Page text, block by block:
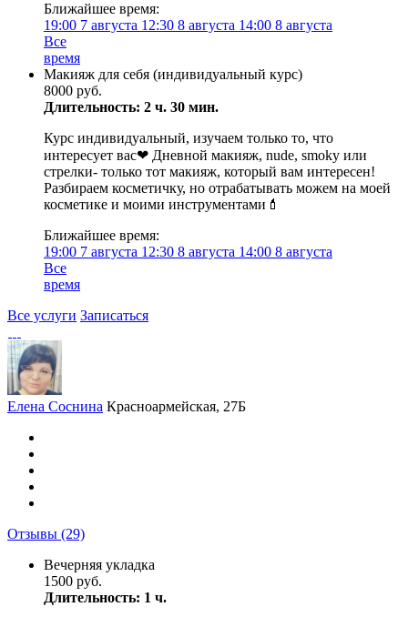
Ближайшее время:
19:00 7 августа 12:30 8 августа 14:00 8 августа
Все
время
Макияж для себя (индивидуальный курс)
8000 руб.
Длительность: 2 ч. 30 мин.
Курс индивидуальный, изучаем только то, что
интересует вас❤ Дневной макияж, nude, smoky или
стрелки- только тот макияж, который вам интересен!
Разбираем косметичку, но отрабатывать можем на моей
косметике и моими инструментами💄
Ближайшее время:
19:00 7 августа 12:30 8 августа 14:00 8 августа
Все
время
Все услуги Записаться
Елена Соснина Красноармейская, 27Б
Отзывы (29)
Вечерняя укладка
1500 руб.
Длительность: 1 ч.